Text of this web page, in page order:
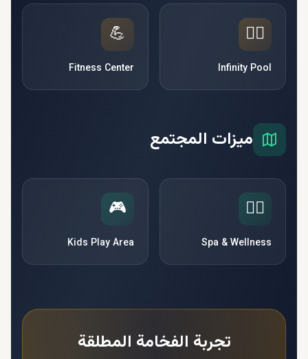
🏊‍♂️
Infinity Pool
💪
Fitness Center
ميزات المجتمع
🧘‍♀️
Spa & Wellness
🎮
Kids Play Area
تجربة الفخامة المطلقة